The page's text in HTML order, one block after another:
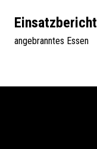
angebranntes Essen